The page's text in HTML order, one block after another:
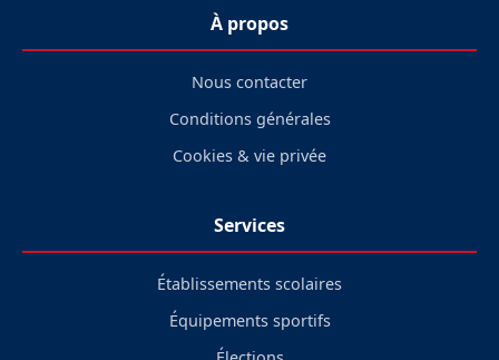
À propos
Nous contacter
Conditions générales
Cookies & vie privée
Services
Établissements scolaires
Équipements sportifs